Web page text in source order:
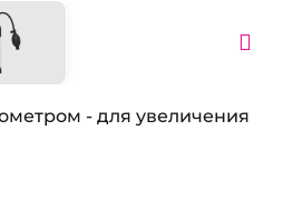
- для увеличения